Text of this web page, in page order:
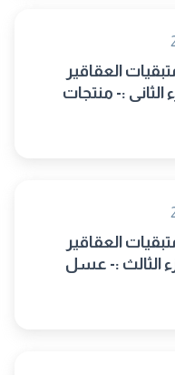
العقاقير
البيطرية في الاغذية -الجزء الثانى :- منتجات
(حل محلها
العقاقير
في الاغذية - الجزء الثالث :- عسل